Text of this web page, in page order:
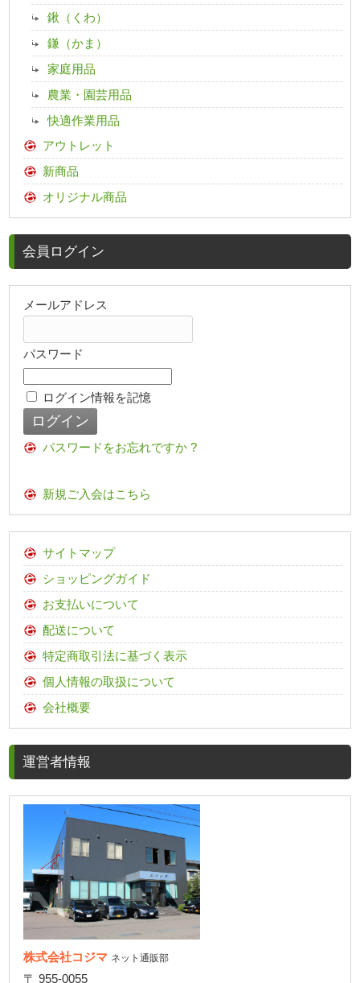
鍬（くわ）
鎌（かま）
家庭用品
農業・園芸用品
快適作業用品
アウトレット
新商品
オリジナル商品
会員ログイン
メールアドレス
パスワード
ログイン情報を記憶
パスワードをお忘れですか ?
新規ご入会はこちら
サイトマップ
ショッピングガイド
お支払いについて
配送について
特定商取引法に基づく表示
個人情報の取扱について
会社概要
運営者情報
株式会社コジマ ネット通販部
〒 955-0055